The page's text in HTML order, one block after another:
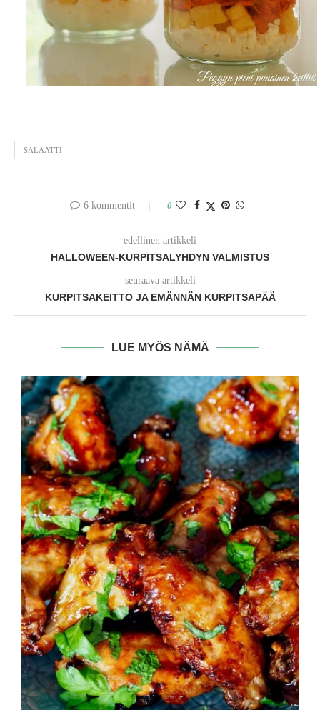
SALAATTI
6 kommentit 0
edellinen artikkeli
HALLOWEEN-KURPITSALYHDYN VALMISTUS
seuraava artikkeli
KURPITSAKEITTO JA EMÄNNÄN KURPITSAPÄÄ
LUE MYÖS NÄMÄ